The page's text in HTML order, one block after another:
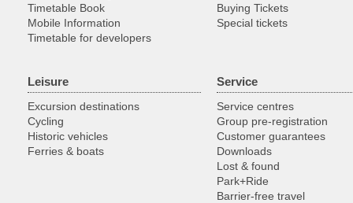
Timetable Book
Mobile Information
Timetable for developers
Buying Tickets
Special tickets
Leisure
Excursion destinations
Cycling
Historic vehicles
Ferries & boats
Service
Service centres
Group pre-registration
Customer guarantees
Downloads
Lost & found
Park+Ride
Barrier-free travel